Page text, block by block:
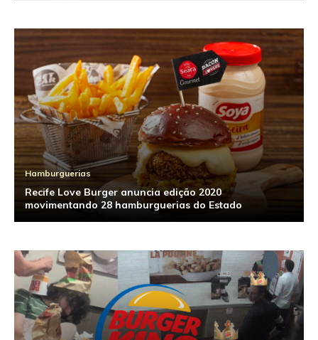
Hamburguerias
Recife Love Burger anuncia edição 2020
movimentando 28 hamburguerias do Estado